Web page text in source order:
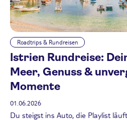
Roadtrips & Rundreisen
Istrien Rundreise:
Meer, Genuss &
Momente
01.06.2026
Du steigst ins Auto, die Playlist